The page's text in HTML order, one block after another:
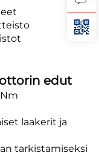
edut
laakerit ja
tarkistamiseksi